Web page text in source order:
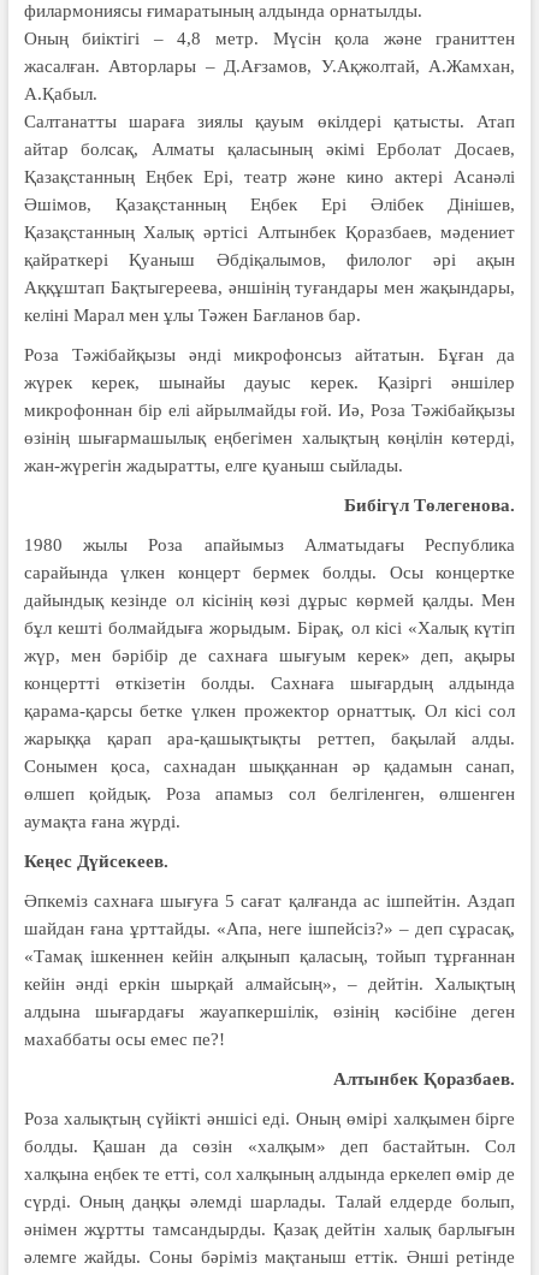
филармониясы ғимаратының алдында орнатылды.
Оның биіктігі – 4,8 метр. Мүсін қола және граниттен
жасалған. Авторлары – Д.Ағзамов, У.Ақжолтай, А.Жамхан,
А.Қабыл.
Салтанатты шараға зиялы қауым өкілдері қатысты. Атап
айтар болсақ, Алматы қаласының әкімі Ерболат Досаев,
Қазақстанның Еңбек Ері, театр және кино актері Асанәлі
Әшімов, Қазақстанның Еңбек Ері Әлібек Дінішев,
Қазақстанның Халық әртісі Алтынбек Қоразбаев, мәдениет
қайраткері Қуаныш Әбдіқалымов, филолог әрі ақын
Аққұштап Бақтыгереева, әншінің туғандары мен жақындары,
келіні Марал мен ұлы Тәжен Бағланов бар.
Роза Тәжібайқызы әнді микрофонсыз айтатын. Бұған да
жүрек керек, шынайы дауыс керек. Қазіргі әншілер
микрофоннан бір елі айрылмайды ғой. Иә, Роза Тәжібайқызы
өзінің шығармашылық еңбегімен халықтың көңілін көтерді,
жан-жүрегін жадыратты, елге қуаныш сыйлады.
Бибігүл Төлегенова.
1980 жылы Роза апайымыз Алматыдағы Республика
сарайында үлкен концерт бермек болды. Осы концертке
дайындық кезінде ол кісінің көзі дұрыс көрмей қалды. Мен
бұл кешті болмайдыға жорыдым. Бірақ, ол кісі «Халық күтіп
жүр, мен бәрібір де сахнаға шығуым керек» деп, ақыры
концертті өткізетін болды. Сахнаға шығардың алдында
қарама-қарсы бетке үлкен прожектор орнаттық. Ол кісі сол
жарыққа қарап ара-қашықтықты реттеп, бақылай алды.
Сонымен қоса, сахнадан шыққаннан әр қадамын санап,
өлшеп қойдық. Роза апамыз сол белгіленген, өлшенген
аумақта ғана жүрді.
Кеңес Дүйсекеев.
Әпкеміз сахнаға шығуға 5 сағат қалғанда ас ішпейтін. Аздап
шайдан ғана ұрттайды. «Апа, неге ішпейсіз?» – деп сұрасақ,
«Тамақ ішкеннен кейін алқынып қаласың, тойып тұрғаннан
кейін әнді еркін шырқай алмайсың», – дейтін. Халықтың
алдына шығардағы жауапкершілік, өзінің кәсібіне деген
махаббаты осы емес пе?!
Алтынбек Қоразбаев.
Роза халықтың сүйікті әншісі еді. Оның өмірі халқымен бірге
болды. Қашан да сөзін «халқым» деп бастайтын. Сол
халқына еңбек те етті, сол халқының алдында еркелеп өмір де
сүрді. Оның даңқы әлемді шарлады. Талай елдерде болып,
әнімен жұртты тамсандырды. Қазақ дейтін халық барлығын
әлемге жайды. Соны бәріміз мақтаныш еттік. Әнші ретінде